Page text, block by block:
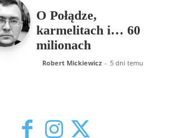
O Połądze,
karmelitach i… 60
milionach
Robert Mickiewicz - 5 dni temu